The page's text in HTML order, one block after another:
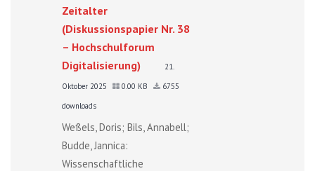
Zeitalter
(Diskussionspapier Nr. 38
– Hochschulforum
Digitalisierung)
21.
Oktober 2025
0.00 KB
6755
downloads
Weßels, Doris; Bils, Annabell;
Budde, Jannica:
Wissenschaftliche